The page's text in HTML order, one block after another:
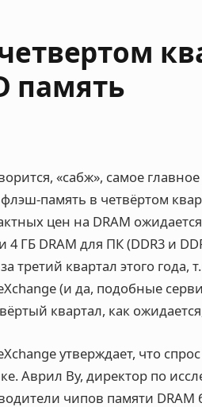
память
«сабж», самое
память в четвёртом
цен на DRAM
4 ГБ DRAM для ПК (DDR3 и
третий квартал этого
(и да, подобные
квартал, как
утверждает, что
Аврил Ву, директор по
чипов памяти